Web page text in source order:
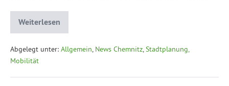
Weiterlesen
Abgelegt unter: Allgemein, News Chemnitz,Stadtplanung,
Mobilität